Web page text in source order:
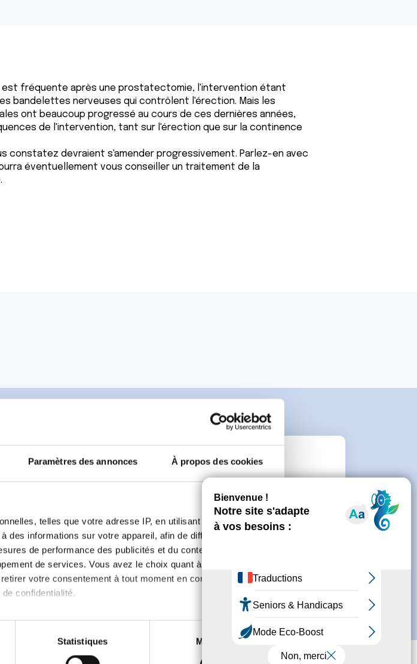
Paramètres des annonces À propos des cookies
telles que votre adresse IP, en utilisant des
informations sur votre appareil, afin de diffuser des
de performance des publicités et du contenu, ainsi que de
de services. Vous avez le choix quant à l'utilisation de
votre consentement à tout moment en consultant la
confidentialité.
qui peuvent être précises à plusieurs mètres près
Statistiques Marketing
est fréquente après une prostatectomie, l'intervention étant
bandelettes nerveuses qui contrôlent l'érection. Mais les
ont beaucoup progressé au cours de ces dernières années,
de l'intervention, tant sur l'érection que sur la continence
constatez devraient s'amender progressivement. Parlez-en avec
éventuellement vous conseiller un traitement de la
vous aurez besoin de vous connecter ou de créer un compte.
un nouveau compte